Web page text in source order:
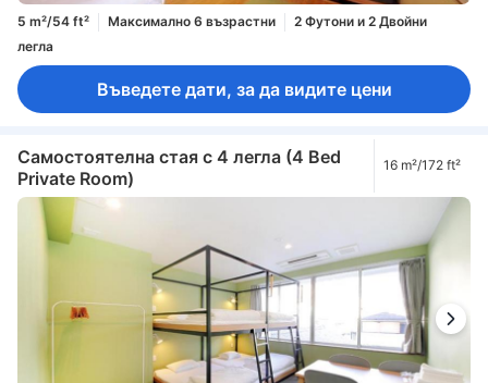
5 m²/54 ft² Максимално 6 възрастни
2 Футони и 2 Двойни
легла
Въведете дати, за да видите цени
Самостоятелна стая с 4 легла (4 Bed
Private Room)
16 m²/172 ft²